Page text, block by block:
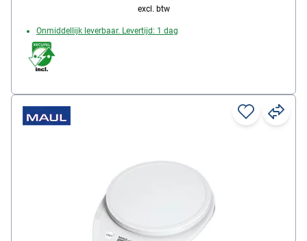
excl. btw
Onmiddellijk leverbaar. Levertijd: 1 dag